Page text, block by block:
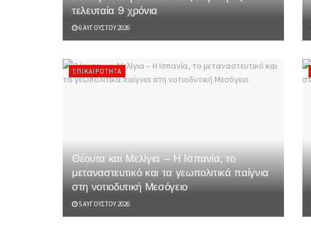
τελευταία 9 χρόνια
6 ΑΥΓΟΎΣΤΟΥ 2026
ΕΠΙΚΑΙΡΌΤΗΤΑ
Θέουτα και Μελίγια – Η Ισπανία, το
μεταναστευτικό και τα γεωπολιτικά παίγνια
στη νοτιοδυτική Μεσόγειο
5 ΑΥΓΟΎΣΤΟΥ 2026